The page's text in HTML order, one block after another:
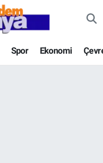
Spor Ekonomi